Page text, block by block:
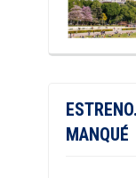
MANQUÉ